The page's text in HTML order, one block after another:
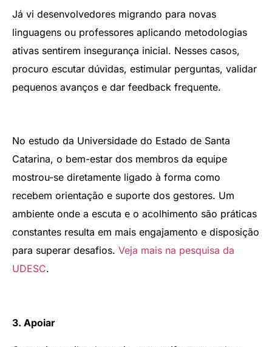
Já vi desenvolvedores migrando para novas
linguagens ou professores aplicando metodologias
ativas sentirem insegurança inicial. Nesses casos,
procuro escutar dúvidas, estimular perguntas, validar
pequenos avanços e dar feedback frequente.
No estudo da Universidade do Estado de Santa
Catarina, o bem-estar dos membros da equipe
mostrou-se diretamente ligado à forma como
recebem orientação e suporte dos gestores. Um
ambiente onde a escuta e o acolhimento são práticas
constantes resulta em mais engajamento e disposição
para superar desafios. Veja mais na pesquisa da
UDESC.
3. Apoiar